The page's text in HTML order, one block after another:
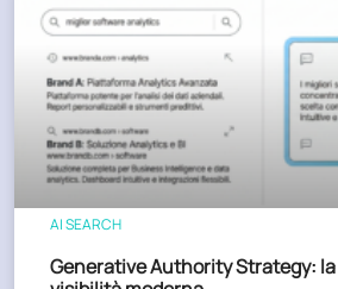
AI SEARCH
Generative Authority Strategy: